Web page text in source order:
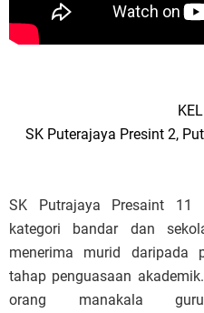
SK Puterajaya Presint 2,
SK Putrajaya Presaint 11
kategori bandar dan
menerima murid daripada
tahap penguasaan
orang manakala